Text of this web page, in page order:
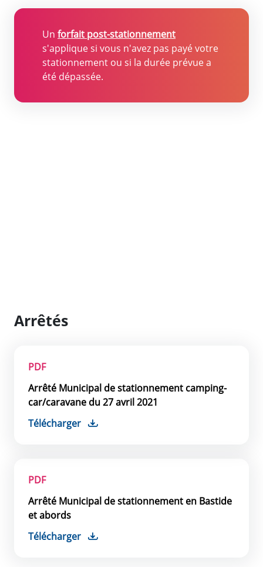
Un forfait post-stationnement
s'applique si vous n'avez pas payé votre
stationnement ou si la durée prévue a
été dépassée.
Arrêtés
PDF
Arrêté Municipal de stationnement camping-
car/caravane du 27 avril 2021
Télécharger
PDF
Arrêté Municipal de stationnement en Bastide
et abords
Télécharger